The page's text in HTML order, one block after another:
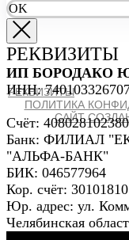
РЕКВИЗИТЫ
ПОЛИТИКА
САЙТ СОЗДАН
OK
РЕКВИЗИТЫ
ИП БОРОДАКО
ИНН:
Счёт:
Банк: ФИЛИАЛ
"АЛЬФА-БАНК"
БИК: 046577964
Кор. счёт:
Юр. адрес: ул.
Челябинская